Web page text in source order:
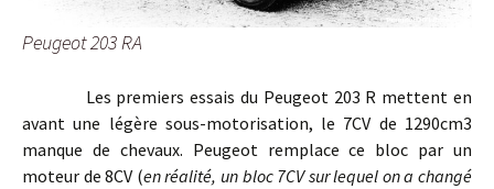
Peugeot 203 RA
Les premiers essais du Peugeot 203 R mettent en
avant une légère sous-motorisation, le 7CV de 1290cm3
manque de chevaux. Peugeot remplace ce bloc par un
moteur de 8CV (en réalité, un bloc 7CV sur lequel on a changé